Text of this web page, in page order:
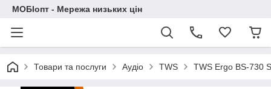
МОБІопт - Мережа низьких цін
Товари та послуги Аудіо TWS TWS Ergo BS-730